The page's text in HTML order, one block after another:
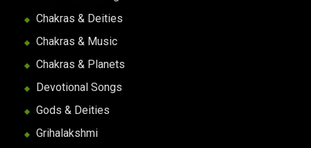
Chakras & Deities
Chakras & Music
Chakras & Planets
Devotional Songs
Gods & Deities
Grihalakshmi